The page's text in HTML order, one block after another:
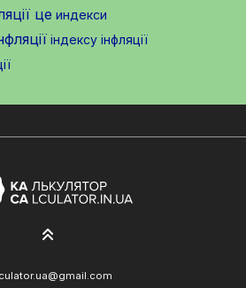
це индекси
індексу інфляції